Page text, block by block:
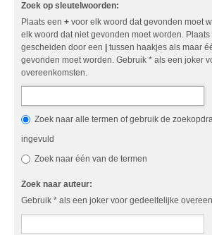
Zoek op sleutelwoorden:
Plaats een + voor elk woord dat gevonden moet
elk woord dat niet gevonden moet worden.
gescheiden door een
tussen haakjes als maar
gevonden moet worden. Gebruik * als een joker
overeenkomsten.
Zoek naar alle termen of gebruik de
ingevuld
Zoek naar één van de termen
Zoek naar auteur:
Gebruik * als een joker voor gedeeltelijke